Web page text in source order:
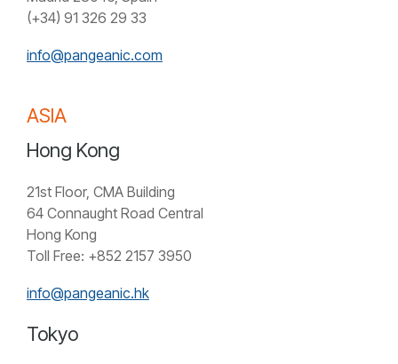
(+34) 91 326 29 33
info@pangeanic.com
ASIA
Hong Kong
21st Floor, CMA Building
64 Connaught Road Central
Hong Kong
Toll Free: +852 2157 3950
info@pangeanic.hk
Tokyo